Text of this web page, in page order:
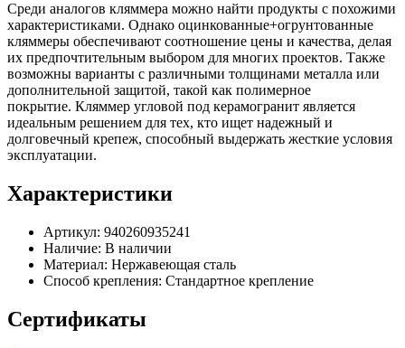
Среди аналогов кляммера можно найти продукты с похожими
характеристиками. Однако оцинкованные+огрунтованные
кляммеры обеспечивают соотношение цены и качества, делая
их предпочтительным выбором для многих проектов. Также
возможны варианты с различными толщинами металла или
дополнительной защитой, такой как полимерное
покрытие. Кляммер угловой под керамогранит является
идеальным решением для тех, кто ищет надежный и
долговечный крепеж, способный выдержать жесткие условия
эксплуатации.
Характеристики
Артикул: 940260935241
Наличие: В наличии
Материал: Нержавеющая сталь
Способ крепления: Стандартное крепление
Сертификаты